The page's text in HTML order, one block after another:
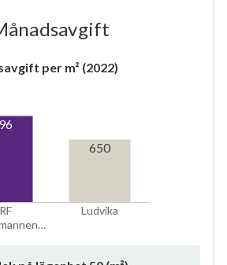
per m² (2022)
Ludvika
650